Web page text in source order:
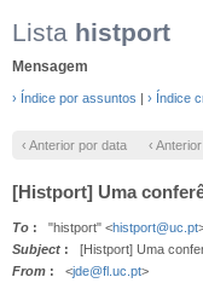
Lista histport
Mensagem
› Índice por assuntos | › Índice
‹ Anterior por data ‹
[Histport] Uma
To : "histport" <histport@uc.pt
Subject : [Histport] Uma
From : <jde@fl.uc.pt>